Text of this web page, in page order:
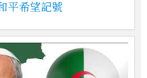
平希望記號